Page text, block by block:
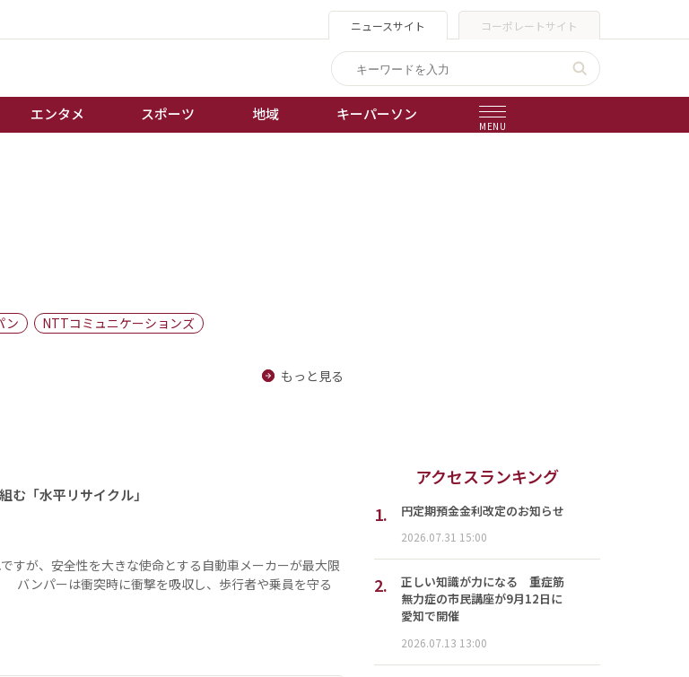
ニュースサイト コーポレートサイト
エンタメ スポーツ 地域 キーパーソン
MENU
棋王戦
ン
NTTコミュニケーションズ
もっと見る
「水平リサイクル」
すが、安全性を大きな使命とする自動車メーカーが最大限
バンパーは衝突時に衝撃を吸収し、歩行者や乗員を守る
アクセスランキング
1.
円定期預金金利改定のお知らせ
2026.07.31 15:00
2.
正しい知識が力になる 重症筋
無力症の市民講座が9月12日に
愛知で開催
2026.07.13 13:00